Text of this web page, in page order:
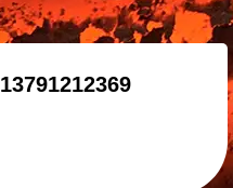
13791212369